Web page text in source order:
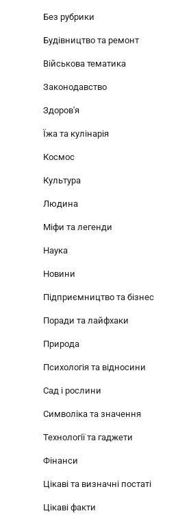
Без рубрики
Будівництво та ремонт
Військова тематика
Законодавство
Здоров'я
Їжа та кулінарія
Космос
Культура
Людина
Міфи та легенди
Наука
Новини
Підприємництво та бізнес
Поради та лайфхаки
Природа
Психологія та відносини
Сад і рослини
Символіка та значення
Технології та гаджети
Фінанси
Цікаві та визначні постаті
Цікаві факти